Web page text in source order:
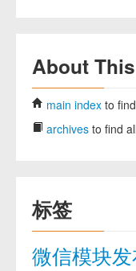
About
main index to
archives to find all
标签
微信模块